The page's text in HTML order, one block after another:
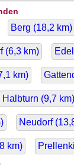
Berg (18,2 km)
(6,3 km)
km)
Halbturn (9,7 km)
Neudorf (
km)